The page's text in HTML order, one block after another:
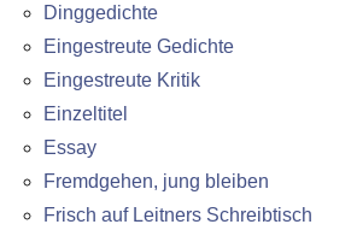
Dinggedichte
Eingestreute Gedichte
Eingestreute Kritik
Einzeltitel
Essay
Fremdgehen, jung bleiben
Frisch auf Leitners Schreibtisch